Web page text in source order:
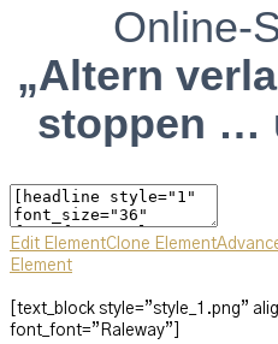
Online-
„Altern
stoppen …
Edit ElementClone Element
Element
[text_block style=”style_1.png”
font_font=”Raleway”]